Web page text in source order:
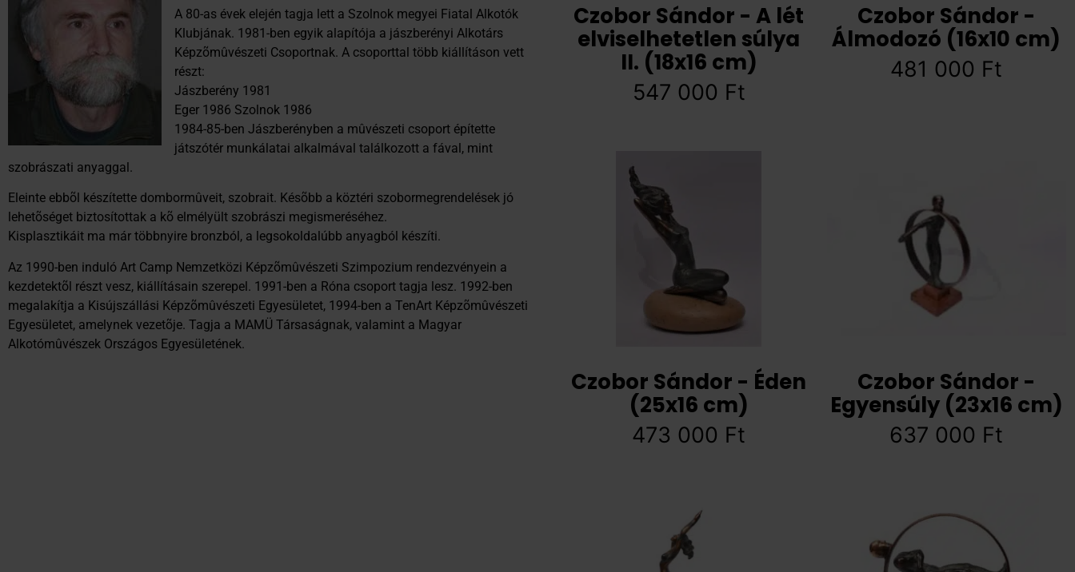
A 80-as évek elején tagja lett a Szolnok megyei Fiatal Alkotók
Klubjának. 1981-ben egyik alapítója a jászberényi Alkotárs
Képzõmûvészeti Csoportnak. A csoporttal több kiállításon vett
részt:
Jászberény 1981
Eger 1986 Szolnok 1986
1984-85-ben Jászberényben a mûvészeti csoport építette
játszótér munkálatai alkalmával találkozott a fával, mint
szobrászati anyaggal.
Eleinte ebbõl készítette dombormûveit, szobrait. Késõbb a köztéri szobormegrendelések jó
lehetõséget biztosítottak a kõ elmélyült szobrászi megismeréséhez.
Kisplasztikáit ma már többnyire bronzból, a legsokoldalúbb anyagból készíti.
Az 1990-ben induló Art Camp Nemzetközi Képzõmûvészeti Szimpozium rendezvényein a
kezdetektõl részt vesz, kiállításain szerepel. 1991-ben a Róna csoport tagja lesz. 1992-ben
megalakítja a Kisújszállási Képzõmûvészeti Egyesületet, 1994-ben a TenArt Képzõmûvészeti
Egyesületet, amelynek vezetõje. Tagja a MAMÜ Társaságnak, valamint a Magyar
Alkotómûvészek Országos Egyesületének.
Czobor Sándor - A lét
elviselhetetlen súlya
II. (18x16 cm)
547 000 Ft
Czobor Sándor -
Álmodozó (16x10 cm)
481 000 Ft
Czobor Sándor - Éden
(25x16 cm)
473 000 Ft
Czobor Sándor -
Egyensúly (23x16 cm)
637 000 Ft